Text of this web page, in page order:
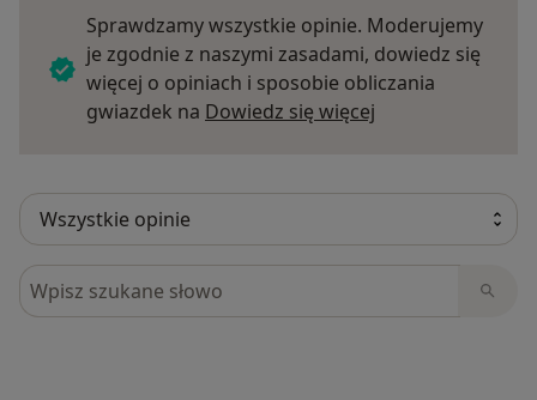
Sprawdzamy wszystkie opinie. Moderujemy
je zgodnie z naszymi zasadami, dowiedz się
więcej o opiniach i sposobie obliczania
gwiazdek na Dowiedz się więcej
Szukaj w opiniach